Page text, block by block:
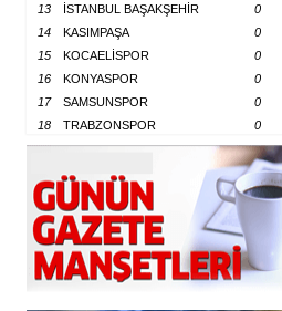
13
İSTANBUL BAŞAKŞEHİR 0
14
KASIMPAŞA 0
15
KOCAELİSPOR 0
16
KONYASPOR 0
17
SAMSUNSPOR 0
18
TRABZONSPOR 0